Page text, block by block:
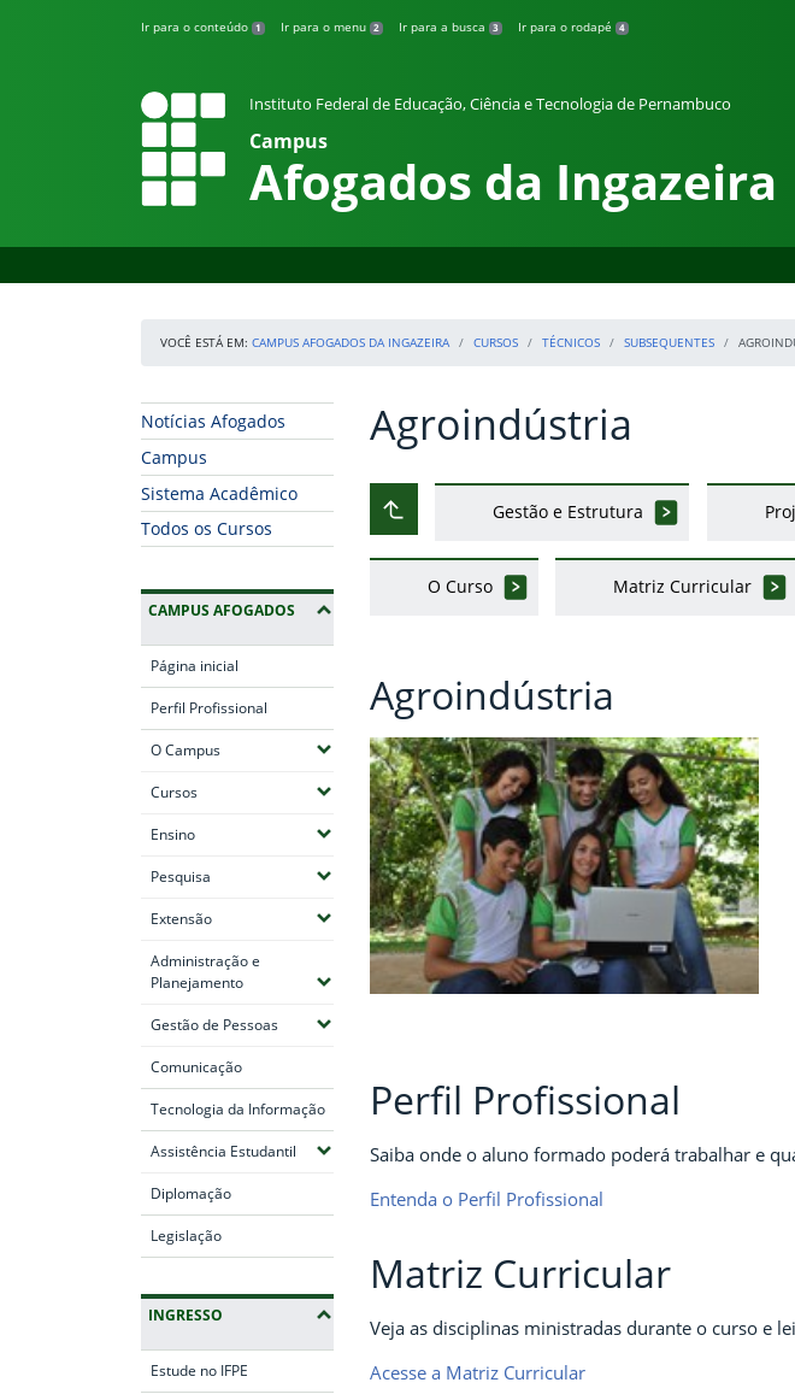
Ir para o conteúdo 1 Ir para o menu 2 Ir para a busca 3 Ir para o rodapé 4
Instituto Federal de Educação, Ciência e Tecnologia de Pernambuco
Campus
Afogados da Ingazeira
VOCÊ ESTÁ EM: CAMPUS AFOGADOS DA INGAZEIRA CURSOS TÉCNICOS SUBSEQUENTES
Início da navegação
Notícias Afogados
Campus
Sistema Acadêmico
Todos os Cursos
CAMPUS AFOGADOS
Página inicial
Perfil Profissional
O Campus(Expandir submenus)
Cursos(Expandir submenus)
Ensino(Expandir submenus)
Pesquisa (Expandir submenus)
Extensão(Expandir submenus)
Administração e
Planejamento(Expandir submenus)
Gestão de Pessoas(Expandir submenus)
Comunicação
Tecnologia da Informação
Assistência Estudantil (Expandir submenus)
Diplomação
Legislação
INGRESSO
Estude no IFPE
Início do conteúdo
Agroindústria
Subir ao nível anterior
Gestão e Estrutura
O Curso Matriz Curricular
Agroindústria
Perfil Profissional
Saiba onde o aluno formado poderá trabalhar e
Entenda o Perfil Profissional
Matriz Curricular
Veja as disciplinas ministradas durante o curso e
Acesse a Matriz Curricular